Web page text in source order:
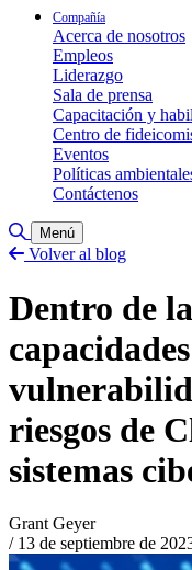
Compañía
Acerca de nosotros
Empleos
Liderazgo
Sala de prensa
Capacitación y
Centro de
Eventos
Políticas
Contáctenos
Alternar búsqueda
Menú
Volver al blog
Dentro de
riesgos de
sistemas
Grant Geyer
/ 13 de septiembre de